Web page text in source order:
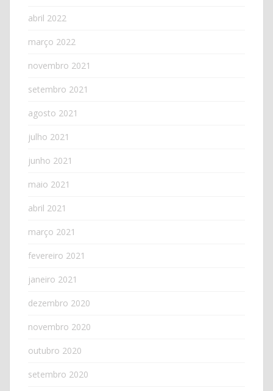
abril 2022
março 2022
novembro 2021
setembro 2021
agosto 2021
julho 2021
junho 2021
maio 2021
abril 2021
março 2021
fevereiro 2021
janeiro 2021
dezembro 2020
novembro 2020
outubro 2020
setembro 2020